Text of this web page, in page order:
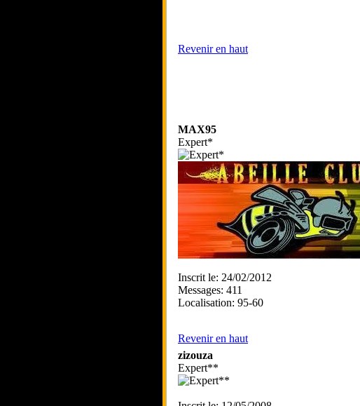
Revenir en haut
MAX95
Expert*
Inscrit le: 24/02/2012
Messages: 411
Localisation: 95-60
Revenir en haut
zizouza
Expert**